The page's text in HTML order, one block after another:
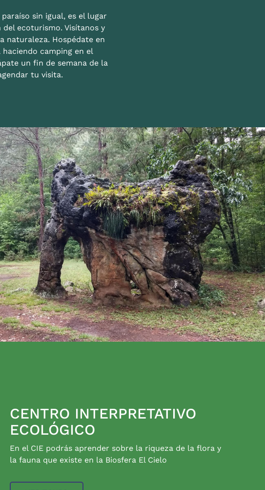
sin igual, es el lugar
ecoturismo. Visítanos y
naturaleza. Hospédate en
camping en el
un fin de semana de la
tu visita.
CENTRO INTERPRETATIVO
ECOLÓGICO
En el CIE podrás aprender sobre la riqueza de la flora y
la fauna que existe en la Biosfera El Cielo